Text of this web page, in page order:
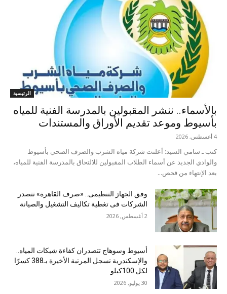
الرئيسية
بالأسماء.. ننشر المقبولين بالمدرسة الفنية للمياه
بأسيوط وموعد تقديم الأوراق والمستندات
4 أغسطس, 2026
كتب ـ سامي السيد: أعلنت شركة مياه الشرب والصرف الصحي بأسيوط
والوادي الجديد عن أسماء الطلاب المقبولين للالتحاق بالمدرسة الفنية للمياه،
بعد الإنتهاء من فحص...
وفق الجهاز التنظيمى.. «صرف القاهرة» تتصدر
الشركات فى تغطية تكاليف التشغيل والصيانة
2 أغسطس, 2026
أسيوط وسوهاج تتصدران كفاءة شبكات المياه..
والإسكندرية تسجل المرتبة الأخيرة بـ388 كسرًا
لكل 100كيلو
30 يوليو, 2026